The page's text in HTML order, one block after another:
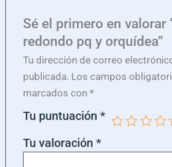
Sé el primero en valorar
redondo pq y orquídea”
Tu dirección de correo
publicada. Los campos
marcados con *
Tu puntuación *
Tu valoración *